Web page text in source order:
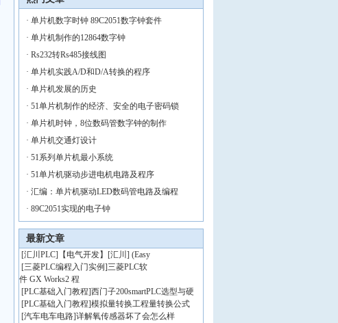
· 单片机数字时钟 89C2051数字钟套件
· 单片机制作的12864数字钟
· Rs232转Rs485接线图
· 单片机实践A/D和D/A转换的程序
· 单片机发展的历史
· 51单片机制作的经济、安全的电子密码锁
· 单片机时钟，8位数码管数字钟的制作
· 单片机交通灯设计
· 51系列单片机最小系统
· 51单片机驱动步进电机电路及程序
· 汇编：单片机驱动LED数码管电路及编程
· 89C2051实现的电子钟
最新文章
[汇川PLC] 【电气开发】[汇川] (Easy
[三菱PLC编程入门实例]三菱PLC软
件 GX Works2 程
[PLC基础入门教程]西门子200smartPLC选型与硬
[PLC基础入门教程]模拟量转换工程量转换公式
[汽车电车电路]详解氧传感器坏了会怎么样